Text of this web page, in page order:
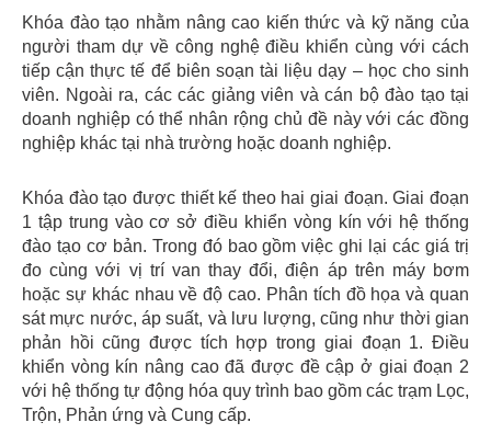
Khóa đào tạo nhằm nâng cao kiến ​​thức và kỹ năng của
người tham dự về công nghệ điều khiển cùng với cách
tiếp cận thực tế để biên soạn tài liệu dạy – học cho sinh
viên. Ngoài ra, các các giảng viên và cán bộ đào tạo tại
doanh nghiệp có thể nhân rộng chủ đề này với các đồng
nghiệp khác tại nhà trường hoặc doanh nghiệp.
Khóa đào tạo được thiết kế theo hai giai đoạn. Giai đoạn
1 tập trung vào cơ sở điều khiển vòng kín với hệ thống
đào tạo cơ bản. Trong đó bao gồm việc ghi lại các giá trị
đo cùng với vị trí van thay đổi, điện áp trên máy bơm
hoặc sự khác nhau về độ cao. Phân tích đồ họa và quan
sát mực nước, áp suất, và lưu lượng, cũng như thời gian
phản hồi cũng được tích hợp trong giai đoạn 1. Điều
khiển vòng kín nâng cao đã được đề cập ở giai đoạn 2
với hệ thống tự động hóa quy trình bao gồm các trạm Lọc,
Trộn, Phản ứng và Cung cấp.